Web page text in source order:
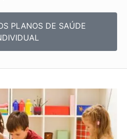
PLANOS DE SAÚDE